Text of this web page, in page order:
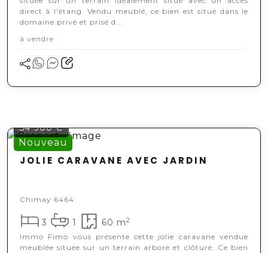
direct à l'étang. Vendu meublé, ce bien est situé dans le
domaine privé et prisé d...
à vendre
Nouveau
54 900 €
JOLIE CARAVANE AVEC JARDIN
Chimay 6464
3 1 60 m2
Immo Fimo vous présente cette jolie caravane vendue
meublée située sur un terrain arboré et clôturé. Ce bien